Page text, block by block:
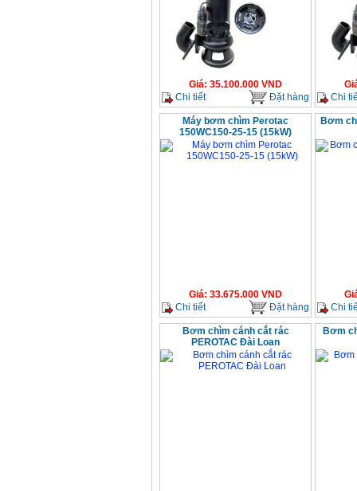
Giá: 35.100.000 VND
Chi tiết
Đặt hàng
Chi
Máy bơm chìm Perotac
150WC150-25-15 (15kW)
Giá: 33.675.000 VND
Chi tiết
Đặt hàng
Bơm
Chi
Bơm chìm cánh cắt rác
PEROTAC Đài Loan
Bơm